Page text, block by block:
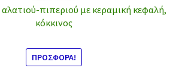
με κεραμική κεφαλή,
κόκκινος
ΠΡΟΣΦΟΡΆ!